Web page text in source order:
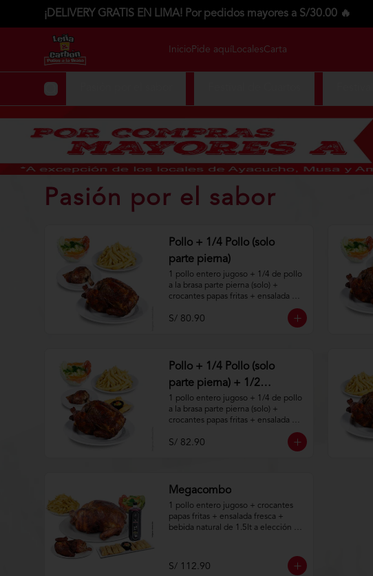
¡DELIVERY GRATIS EN LIMA! Por pedidos mayores a S/30.00 🔥
InicioPide aquí LocalesCarta
Pasión por el sabor
Pollo + 1/4 Pollo (solo
parte pierna)
1 pollo entero jugoso + 1/4 de pollo
a la brasa parte pierna (solo) +
crocantes papas fritas + ensalada
S/ 80.90
Pollo + 1/4 Pollo (solo
parte pierna) + 1/2
Tequeños
1 pollo entero jugoso + 1/4 de pollo
a la brasa parte pierna (solo) +
crocantes papas fritas + ensalada
S/ 82.90
Megacombo
1 pollo entero jugoso + crocantes
papas fritas + ensalada fresca +
bebida natural de 1.5lt a elección +
S/ 112.90